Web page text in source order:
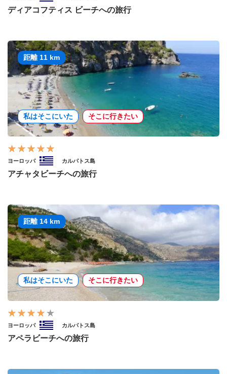
ディアコフティス ビーチへの旅行
距離 11 km
私はそこにいた そこに行きたい
ヨーロッパ カルパトス島
アチャタビーチへの旅行
距離 14 km
私はそこにいた そこに行きたい
ヨーロッパ カルパトス島
アペラビーチへの旅行